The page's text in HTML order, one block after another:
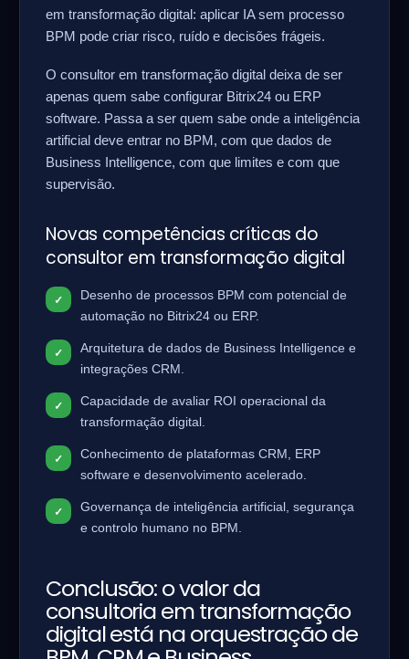
em transformação digital: aplicar IA sem processo
BPM pode criar risco, ruído e decisões frágeis.
O consultor em transformação digital deixa de ser
apenas quem sabe configurar Bitrix24 ou ERP
software. Passa a ser quem sabe onde a inteligência
artificial deve entrar no BPM, com que dados de
Business Intelligence, com que limites e com que
supervisão.
Novas competências críticas do
consultor em transformação digital
Desenho de processos BPM com potencial de
automação no Bitrix24 ou ERP.
Arquitetura de dados de Business Intelligence e
integrações CRM.
Capacidade de avaliar ROI operacional da
transformação digital.
Conhecimento de plataformas CRM, ERP
software e desenvolvimento acelerado.
Governança de inteligência artificial, segurança
e controlo humano no BPM.
Conclusão: o valor da
consultoria em transformação
digital está na orquestração de